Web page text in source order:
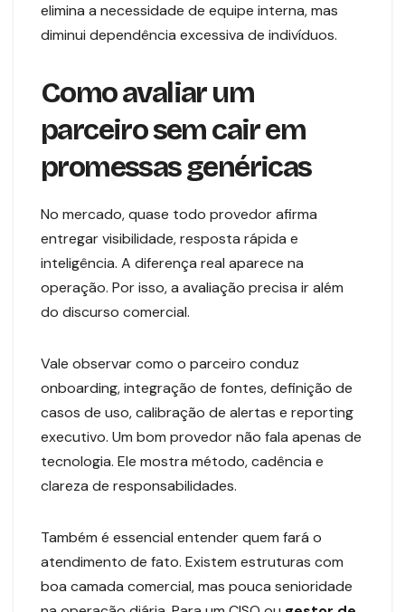
elimina a necessidade de equipe interna, mas
diminui dependência excessiva de indivíduos.
Como avaliar um
parceiro sem cair em
promessas genéricas
No mercado, quase todo provedor afirma
entregar visibilidade, resposta rápida e
inteligência. A diferença real aparece na
operação. Por isso, a avaliação precisa ir além
do discurso comercial.
Vale observar como o parceiro conduz
onboarding, integração de fontes, definição de
casos de uso, calibração de alertas e reporting
executivo. Um bom provedor não fala apenas de
tecnologia. Ele mostra método, cadência e
clareza de responsabilidades.
Também é essencial entender quem fará o
atendimento de fato. Existem estruturas com
boa camada comercial, mas pouca senioridade